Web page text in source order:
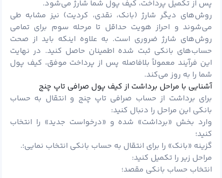
پس از تکمیل پرداخت، کیف پول شما شارژ می‌شود.
روش‌های دیگر شارژ (بانک، نقدی، کردیت) نیز مشابه طی
می‌شوند و احراز هویت حداقل تا مرحله سوم برای تمامی
روش‌های شارژ ضروری است. به علاوه اینکه باید از صحت
حساب‌های بانکی ثبت ‌شده اطمینان حاصل کنید. در نهایت
این فرآیند معمولاً بلافاصله پس از پرداخت موفق، کیف پول
شما را به روز می‌کند.
آشنایی با مراحل برداشت از کیف پول صرافی تاپ چنج
برای برداشت از حساب صرافی تاپ چنج و انتقال به حساب
بانکی این مراحل را دنبال کنید:
وارد بخش «برداشت» شده و «درخواست جدید» را انتخاب
کنید؛
گزینه «بانک» را برای انتقال به حساب بانکی انتخاب نمایی؛.
مراحل زیر را تکمیل کنید:
انتخاب حساب بانکی مقصد؛